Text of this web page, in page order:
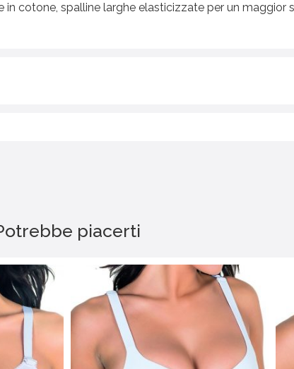
cotone, spalline larghe elasticizzate per un maggior
piacerti